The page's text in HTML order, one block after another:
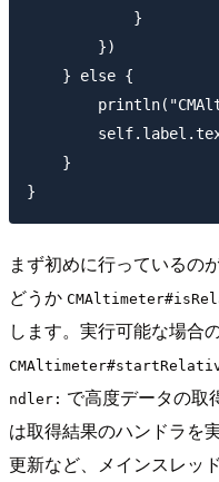
            }
        })
    } else {
    }
まず初めに行っているの
どうか
します。実行可能な場合
ndler: で高度データの取
は取得結果のハンドラを
更新など、メインスレッ